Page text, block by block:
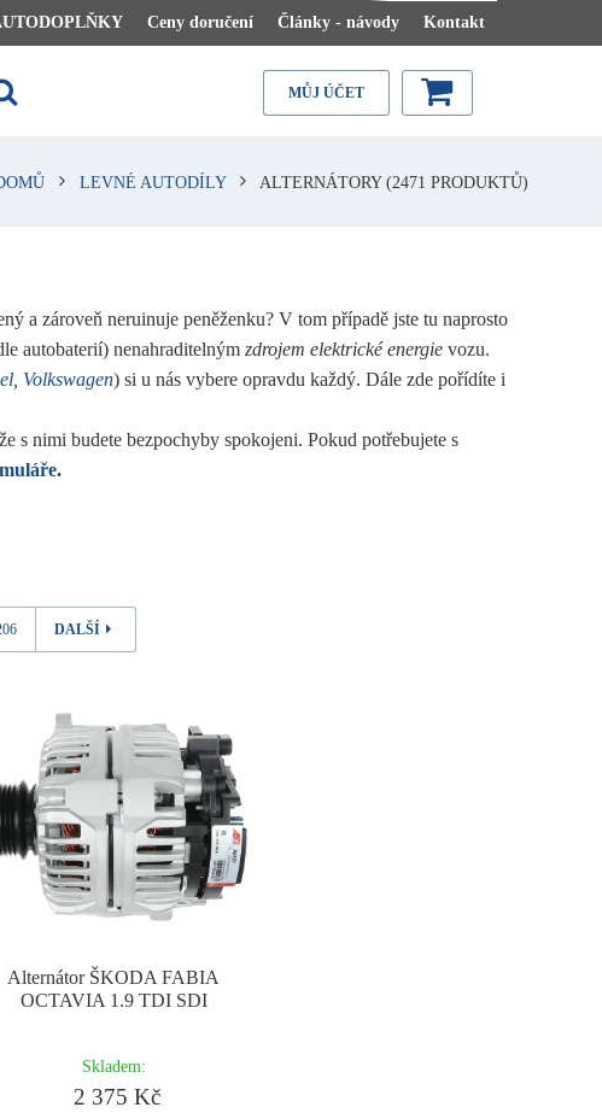
Ceny doručení Články - návody Kontakt
MŮJ ÚČET
LEVNÉ AUTODÍLY ALTERNÁTORY(2471 PRODUKTŮ)
a zároveň neruinuje peněženku? V tom případě jste tu naprosto
autobaterií) nenahraditelným zdrojem elektrické energievozu.
, Volkswagen) si u nás vybere opravdu každý. Dále zde pořídíte i
s nimi budete bezpochyby spokojeni. Pokud potřebujete s
.
DALŠÍ
Alternátor ŠKODA FABIA
OCTAVIA 1.9 TDI SDI
Skladem:
2 375 Kč